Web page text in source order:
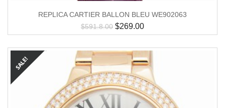
REPLICA CARTIER BALLON BLEU WE902063
$591.8.00 $269.00